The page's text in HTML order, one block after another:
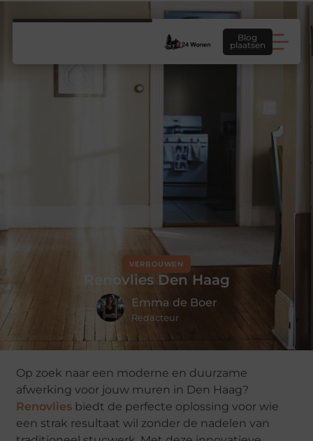
Blog
plaatsen
VERBOUWEN
Renovlies Den Haag
Emma de Boer
Redacteur
Op zoek naar een moderne en duurzame
afwerking voor jouw muren in Den Haag?
Renovlies biedt de perfecte oplossing voor wie
een strak resultaat wil zonder de nadelen van